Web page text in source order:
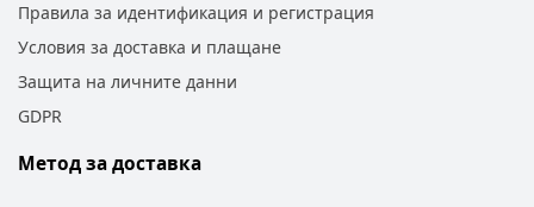
Правила за идентификация и регистрация
Условия за доставка и плащане
Защита на личните данни
GDPR
Метод за доставка